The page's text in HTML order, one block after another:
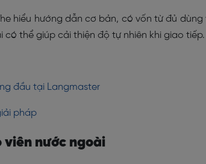
hiểu hướng dẫn cơ bản, có vốn từ đủ dùng
thể giúp cải thiện độ tự nhiên khi giao tiếp.
đầu tại Langmaster
pháp
viên nước ngoài